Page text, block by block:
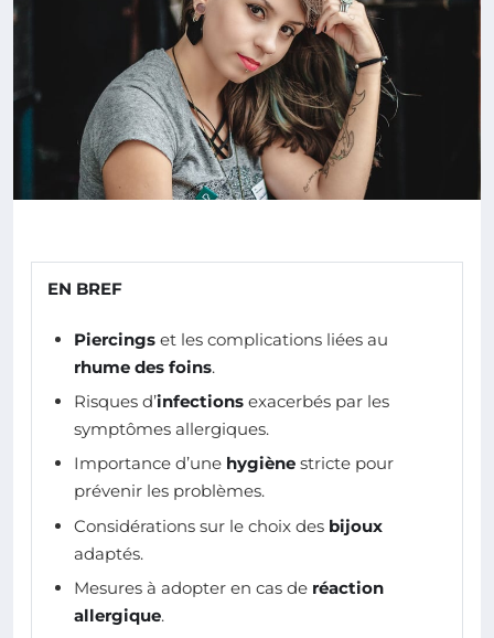
EN BREF
Piercings et les complications liées au
rhume des foins.
Risques d’infections exacerbés par les
symptômes allergiques.
Importance d’une hygiène stricte pour
prévenir les problèmes.
Considérations sur le choix des bijoux
adaptés.
Mesures à adopter en cas de réaction
allergique.